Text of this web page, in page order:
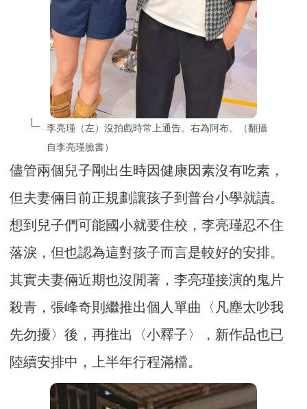
李亮瑾（左）沒拍戲時常上通告。右為阿布。（翻攝
自李亮瑾臉書）
儘管兩個兒子剛出生時因健康因素沒有吃素，
但夫妻倆目前正規劃讓孩子到普台小學就讀。
想到兒子們可能國小就要住校，李亮瑾忍不住
落淚，但也認為這對孩子而言是較好的安排。
其實夫妻倆近期也沒閒著，李亮瑾接演的鬼片
殺青，張峰奇則繼推出個人單曲〈凡塵太吵我
先勿擾〉後，再推出〈小釋子〉，新作品也已
陸續安排中，上半年行程滿檔。